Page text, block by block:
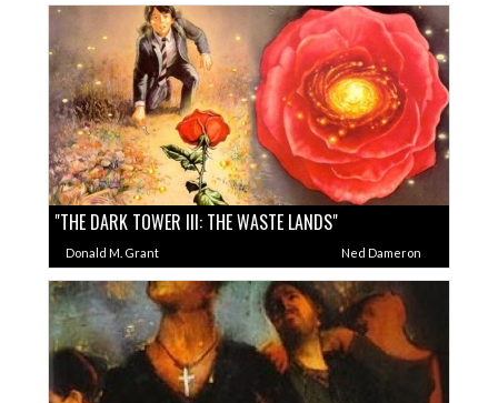
"THE DARK TOWER III: THE WASTE LANDS"
Donald M. Grant Ned Dameron